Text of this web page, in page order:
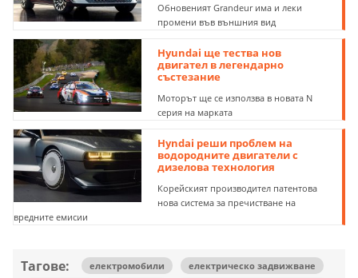
Обновеният Grandeur има и леки
промени във външния вид
Hyundai ще тества нов
двигател в легендарно
състезание
Моторът ще се използва в новата N
серия на марката
Hyndai реши проблем на
водородните двигатели с
дизелова технология
Корейският производител патентова
нова система за пречистване на
вредните емисии
Тагове: електромобили
електрическо задвижване